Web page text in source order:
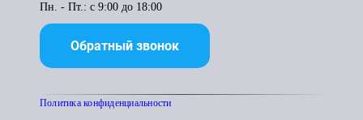
Пн. - Пт.: с 9:00 до 18:00
Обратный звонок
Политика конфиденциальности